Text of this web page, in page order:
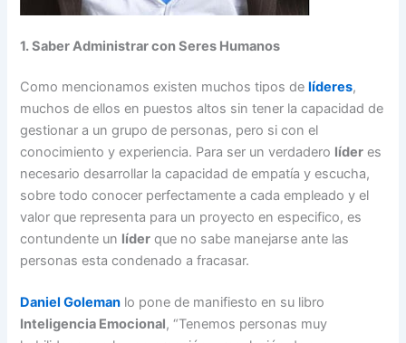
1. Saber Administrar con Seres Humanos
Como mencionamos existen muchos tipos de líderes,
muchos de ellos en puestos altos sin tener la capacidad de
gestionar a un grupo de personas, pero si con el
conocimiento y experiencia. Para ser un verdadero líder es
necesario desarrollar la capacidad de empatía y escucha,
sobre todo conocer perfectamente a cada empleado y el
valor que representa para un proyecto en especifico, es
contundente un líder que no sabe manejarse ante las
personas esta condenado a fracasar.
Daniel Goleman lo pone de manifiesto en su libro
Inteligencia Emocional, “Tenemos personas muy